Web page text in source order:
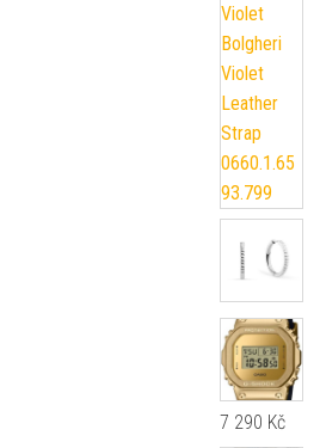
7 290 Kč